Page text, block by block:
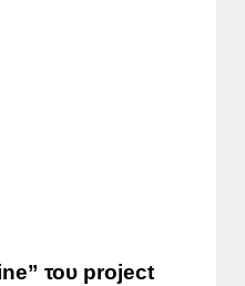
του project